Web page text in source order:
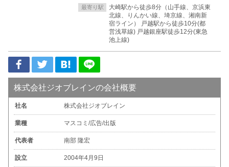
最寄り駅
大崎駅から徒歩8分（山手線、京浜東
北線、りんかい線、埼京線、湘南新
宿ライン） 戸越駅から徒歩10分(都
営浅草線) 戸越銀座駅徒歩12分(東急
池上線)
株式会社ジオブレインの会社概要
社名 株式会社ジオブレイン
業種 マスコミ/広告/出版
代表者 南部 隆宏
設立 2004年4月9日